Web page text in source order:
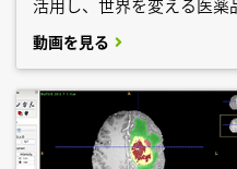
活用し、世界を変える医薬
動画を見る